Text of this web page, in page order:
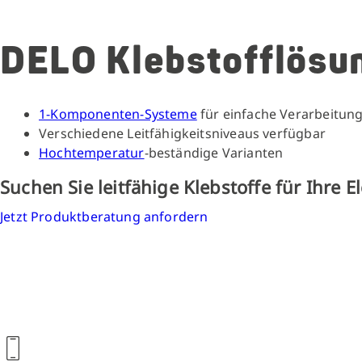
DELO
1-Komponenten-Systemefür einfache Verarbeitung
Verschiedene Leitfähigkeitsniveaus verfügbar
Hochtemperatur-beständige Varianten
Suchen Sie leitfähige Klebstoffe für Ihre
Jetzt Produktberatung anfordern